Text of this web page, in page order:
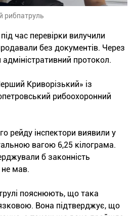
рибпатруль
час перевірки вилучили
без документів. Через
протокол.
Криворізький» із
рибоохоронний
рейду інспектори виявили у
вагою 6,25 кілограма.
б законність
не мав.
пояснюють, що така
Вона підтверджує, що